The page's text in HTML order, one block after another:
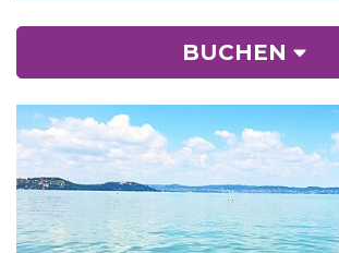
BUCHEN